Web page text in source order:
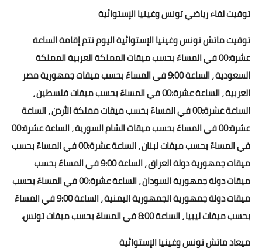
توقيت لقاء رياضي تونس وغينيا الإستوائية
توقيت ماتش تونس وغينيا الإستوائية اليوم تتم إقامة الساعة
عشرة:00 في المساءً بحسب ميقات المملكة العربية المملكة
السعودية ، الساعة 9:00 في المساءً بحسب ميقات جمهورية مصر
العربية ، الساعة عشرة:00 في المساءً بحسب ميقات فلسطين ،
الساعة عشرة:00 في المساءً بحسب ميقات مملكة الأردن ، الساعة
عشرة:00 في المساءً بحسب ميقات الشام السورية ، الساعة عشرة:00
في المساءً بحسب ميقات لبنان ، الساعة عشرة:00 في المساءً بحسب
ميقات جمهورية دولة العراق ، الساعة 9:00 في المساءً بحسب
ميقات دولة جمهورية السودان ، الساعة عشرة:00 في المساءً بحسب
ميقات دولة جمهورية الجمهورية اليمنية ، الساعة 9:00 في المساءً
بحسب ميقات ليبيا ، الساعة 8:00 في المساءً بحسب ميقات تونس.
ميعاد ماتش تونس وغينيا الإستوائية